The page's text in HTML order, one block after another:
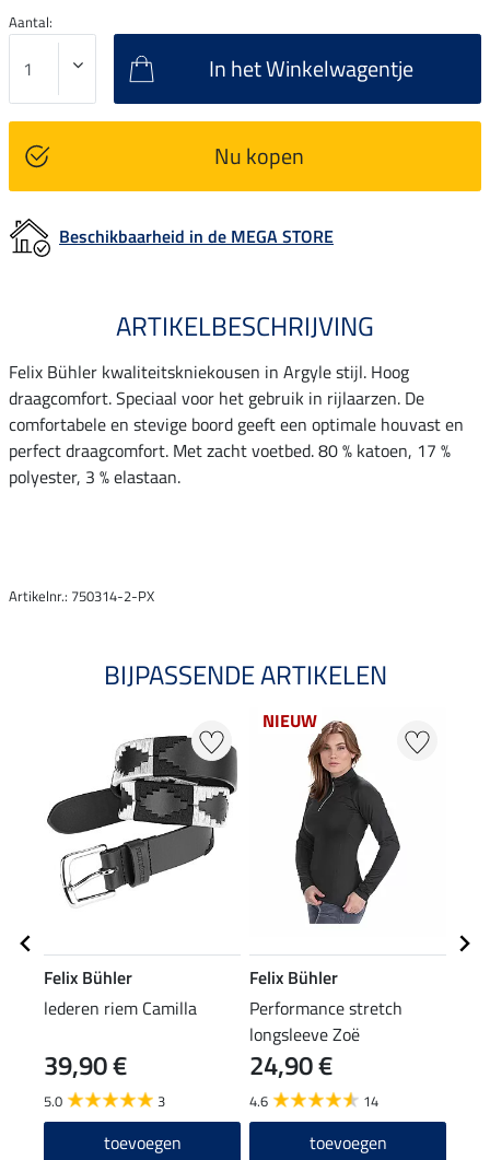
Aantal:
In het Winkelwagentje
Nu kopen
Beschikbaarheid in de MEGA STORE
ARTIKELBESCHRIJVING
Felix Bühler kwaliteitskniekousen in Argyle stijl. Hoog
draagcomfort. Speciaal voor het gebruik in rijlaarzen. De
comfortabele en stevige boord geeft een optimale houvast en
perfect draagcomfort. Met zacht voetbed. 80 % katoen, 17 %
polyester, 3 % elastaan.
Artikelnr.: 750314-2-PX
BIJPASSENDE ARTIKELEN
Felix Bühler
lederen riem Camilla
39,90 €
5.0 3
toevoegen
NIEUW
Felix Bühler
Performance stretch
longsleeve Zoë
24,90 €
4.6 14
toevoegen